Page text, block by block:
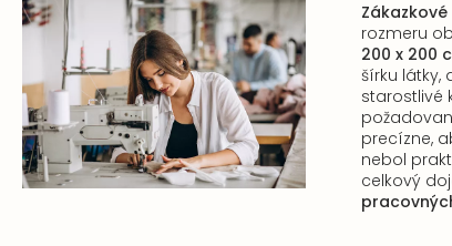
Zákazkové
rozmeru
200 x 200
šírku látky,
starostlivé
precízne,
nebol
celkový